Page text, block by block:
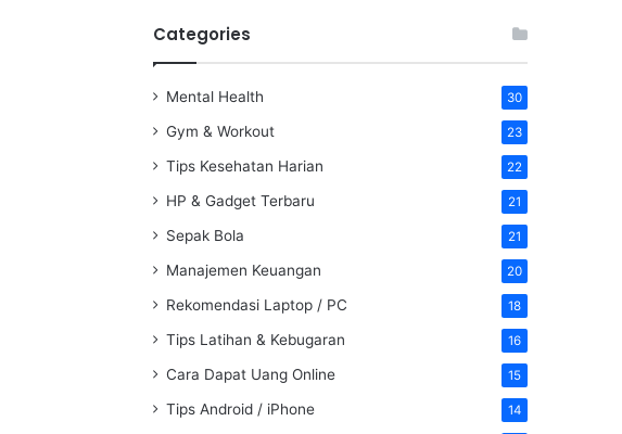
Categories
Mental Health 30
Gym & Workout 23
Tips Kesehatan Harian 22
HP & Gadget Terbaru 21
Sepak Bola 21
Manajemen Keuangan 20
Rekomendasi Laptop / PC 18
Tips Latihan & Kebugaran 16
Cara Dapat Uang Online 15
Tips Android / iPhone 14